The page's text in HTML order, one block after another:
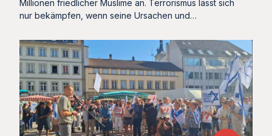
Millionen friedlicher Muslime an. Terrorismus lässt sich
nur bekämpfen, wenn seine Ursachen und…